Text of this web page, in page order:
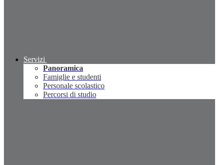
Servizi
Panoramica
Famiglie e studenti
Personale scolastico
Percorsi di studio